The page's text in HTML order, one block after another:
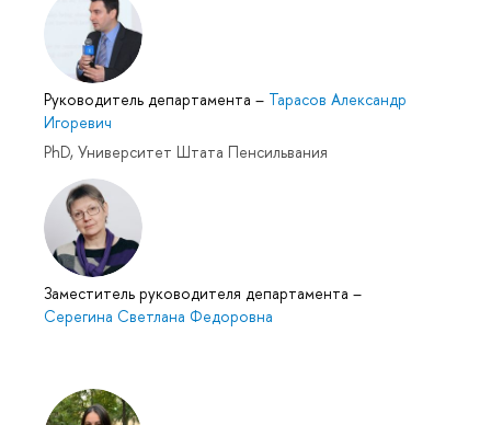
Руководитель департамента – Тарасов Александр
Игоревич
PhD, Университет Штата Пенсильвания
Заместитель руководителя департамента –
Серегина Светлана Федоровна